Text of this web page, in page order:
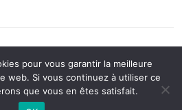
Back to Top
pour vous garantir la meilleure
web. Si vous continuez à utiliser ce
que vous en êtes satisfait.